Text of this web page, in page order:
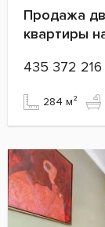
Продажа
квартиры
435 372 216
284 м²